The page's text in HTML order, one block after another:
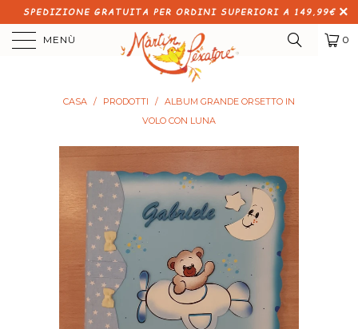
SPEDIZIONE GRATUITA PER ORDINI SUPERIORI A 149,99€
MENÙ 0
CASA / PRODOTTI / ALBUM GRANDE ORSETTO IN
VOLO CON LUNA